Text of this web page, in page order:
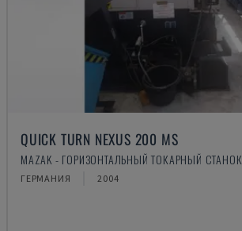
QUICK TURN NEXUS 200 MS
MAZAK - ГОРИЗОНТАЛЬНЫЙ ТОКАРНЫЙ СТАНОК
ГЕРМАНИЯ 2004